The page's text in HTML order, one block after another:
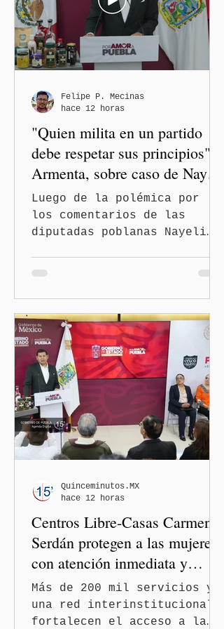
"Quien milita en un partido
debe respetar sus principios":
Armenta, sobre caso de Nayeli
Salvatori y Graciela Palomares
Luego de la polémica por
los comentarios de las
diputadas poblanas Nayeli
discriminatorios, el
gobernador de Puebla,
Alejandro Armenta Mier,
respaldó la postura de la
presidenta Claudia
Sheinbaum Pardo y de la
dirigencia nacional de
Morena y dejó en manos de
la Comisión Nacional de
Honor y Justicia (CNHJ) el
de la bancada de Morena en
el Congreso de Puebla.
Felipe P. Mecinas
hace 12 horas
Centros Libre-Casas Carmen
Serdán protegen a las mujeres
con atención inmediata y
disminuyen feminicidios
Más de 200 mil servicios y
una red interinstitucional
fortalecen el acceso a la
Quinceminutos.MX
hace 12 horas